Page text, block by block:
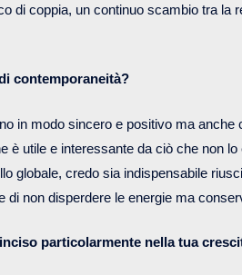
di coppia, un continuo scambio tra la
contemporaneità?
in modo sincero e positivo ma anche
è utile e interessante da ciò che non lo
globale, credo sia indispensabile
di non disperdere le energie ma
particolarmente nella tua